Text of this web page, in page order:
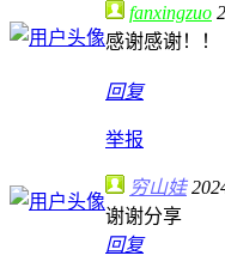
fanxingzuo
感谢感谢！！
回复
举报
穷山娃
谢谢分享
回复